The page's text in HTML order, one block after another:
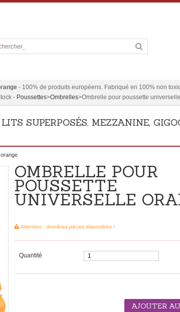
- 100% de produits européens. Fabriqué en 100% non
- Poussettes>Ombrelles>Ombrelle pour poussette
LITS SUPERPOSÉS, MEZZANINE,
OMBRELLE POUR
POUSSETTE
UNIVERSELLE
Attention : dernières pièces disponibles !
Quantité
AJOUTER